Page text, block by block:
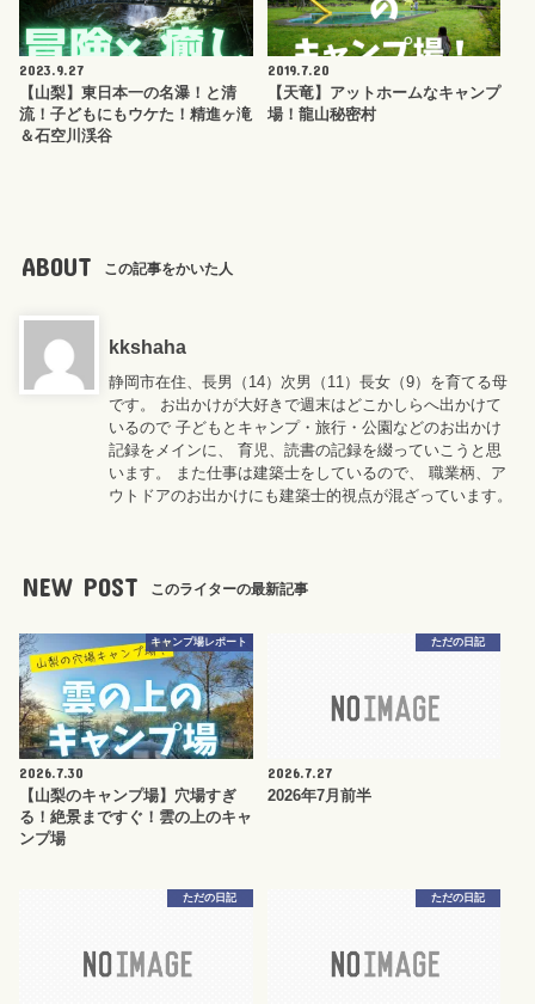
2023.9.27
【山梨】東日本一の名瀑！と清
流！子どもにもウケた！精進ヶ滝
＆石空川渓谷
2019.7.20
【天竜】アットホームなキャンプ
場！龍山秘密村
ABOUT この記事をかいた人
kkshaha
静岡市在住、長男（14）次男（11）長女（9）を育てる母
です。 お出かけが大好きで週末はどこかしらへ出かけて
いるので 子どもとキャンプ・旅行・公園などのお出かけ
記録をメインに、 育児、読書の記録を綴っていこうと思
います。 また仕事は建築士をしているので、 職業柄、ア
ウトドアのお出かけにも建築士的視点が混ざっています。
NEW POST このライターの最新記事
キャンプ場レポート
2026.7.30
【山梨のキャンプ場】穴場すぎ
る！絶景まですぐ！雲の上のキャ
ンプ場
ただの日記
2026.7.27
2026年7月前半
ただの日記 ただの日記